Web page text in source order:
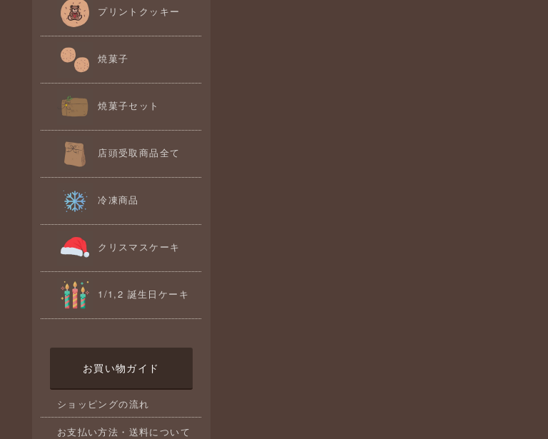
プリントクッキー
焼菓子
焼菓子セット
店頭受取商品全て
冷凍商品
クリスマスケーキ
1/1,2 誕生日ケーキ
お買い物ガイド
ショッピングの流れ
お支払い方法・送料について